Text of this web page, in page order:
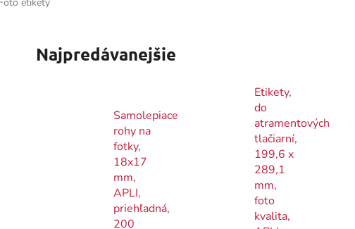
Najpredávanejšie
Samolepiace
rohy na
fotky,
18x17
mm,
APLI,
priehľadná,
200
Etikety,
do
atramentových
tlačiarní,
199,6 x
289,1
mm,
foto
kvalita,